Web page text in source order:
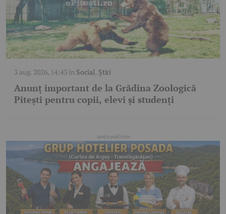
3 aug. 2026, 14:43în Social, Știri
Anunț important de la Grădina Zoologică
Pitești pentru copii, elevi și studenți